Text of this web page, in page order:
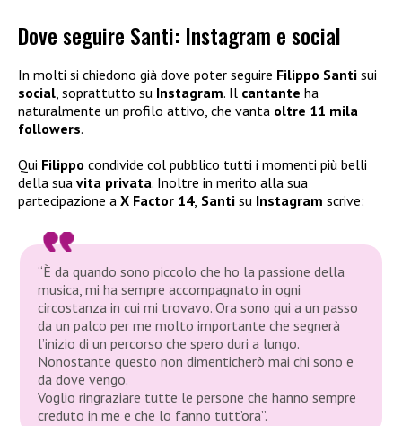
Dove seguire Santi: Instagram e social
In molti si chiedono già dove poter seguire Filippo Santi sui
social, soprattutto su Instagram. Il cantante ha
naturalmente un profilo attivo, che vanta oltre 11 mila
followers.
Qui Filippo condivide col pubblico tutti i momenti più belli
della sua vita privata. Inoltre in merito alla sua
partecipazione a X Factor 14, Santi su Instagram scrive:
“È da quando sono piccolo che ho la passione della
musica, mi ha sempre accompagnato in ogni
circostanza in cui mi trovavo. Ora sono qui a un passo
da un palco per me molto importante che segnerà
l’inizio di un percorso che spero duri a lungo.
Nonostante questo non dimenticherò mai chi sono e
da dove vengo.
Voglio ringraziare tutte le persone che hanno sempre
creduto in me e che lo fanno tutt’ora”.